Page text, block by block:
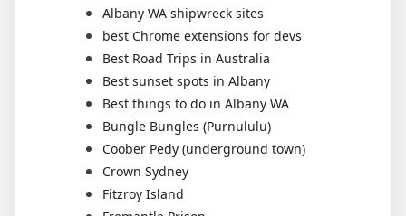
Albany WA shipwreck sites
best Chrome extensions for devs
Best Road Trips in Australia
Best sunset spots in Albany
Best things to do in Albany WA
Bungle Bungles (Purnululu)
Coober Pedy (underground town)
Crown Sydney
Fitzroy Island